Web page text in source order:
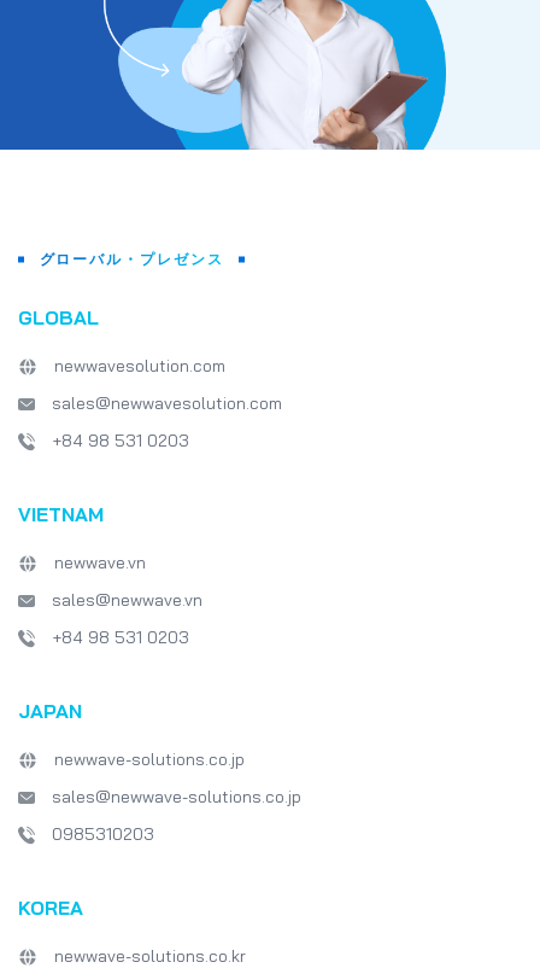
グローバル・プレゼンス
GLOBAL
newwavesolution.com
sales@newwavesolution.com
+84 98 531 0203
VIETNAM
newwave.vn
sales@newwave.vn
+84 98 531 0203
JAPAN
newwave-solutions.co.jp
sales@newwave-solutions.co.jp
0985310203
KOREA
newwave-solutions.co.kr